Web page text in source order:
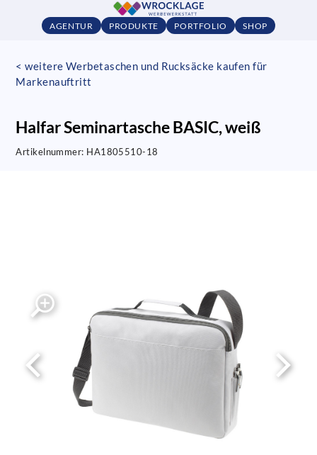
AGENTUR PRODUKTE PORTFOLIO SHOP
< weitere Werbetaschen und Rucksäcke kaufen für
Markenauftritt
Halfar Seminartasche BASIC, weiß
Artikelnummer: HA1805510-18